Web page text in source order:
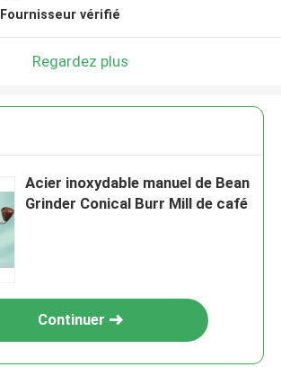
Fournisseur vérifié
Regardez plus
Acier inoxydable manuel de Bean
Grinder Conical Burr Mill de café
Continuer